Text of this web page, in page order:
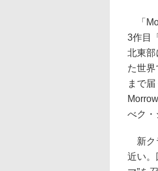
「
3作目
北東部
た世
まで
べク・
新ク
近い。